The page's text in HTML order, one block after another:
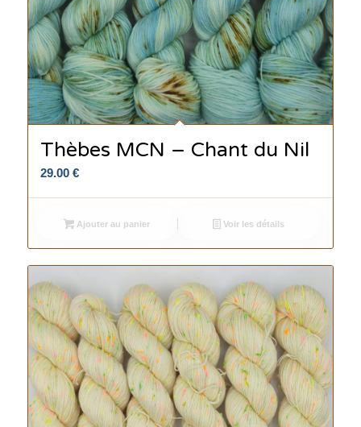
Thèbes MCN – Chant du Nil
29.00 €
Ajouter au panier Voir les détails